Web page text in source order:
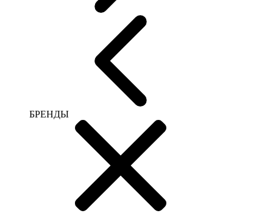
БРЕНДЫ